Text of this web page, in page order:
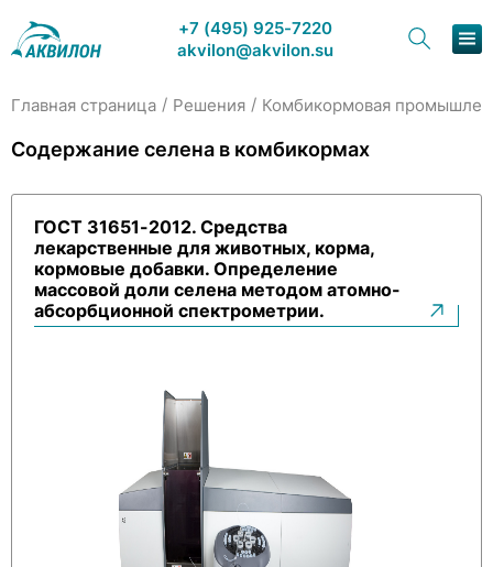
+7 (495) 925-7220
akvilon@akvilon.su
Сервис и ремонт
Главная страница / Решения / Комбикормовая
Содержание селена в комбикормах
ГОСТ 31651-2012. Средства
лекарственные для животных, корма,
кормовые добавки. Определение
массовой доли селена методом атомно-
абсорбционной спектрометрии.